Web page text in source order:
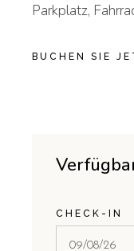
Parkplatz,
BUCHEN SIE
CHECK-IN